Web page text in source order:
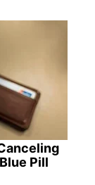
Pill